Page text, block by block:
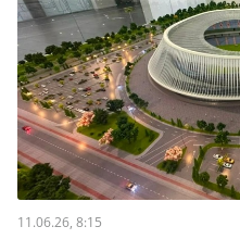
11.06.26, 8:15